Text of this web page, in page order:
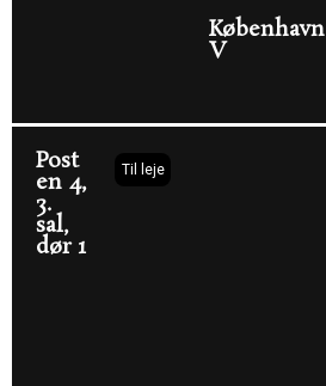
Post
en 4,
3.
sal,
dør 1
Til leje
København
V